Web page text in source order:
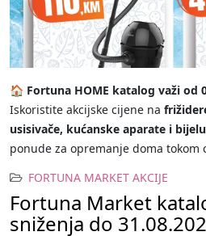
🏠 Fortuna HOME katalog važi od
Iskoristite akcijske cijene na
usisivače, kućanske aparate i
ponude za opremanje doma tokom
FORTUNA MARKET AKCIJE
Fortuna Market
sniženja do